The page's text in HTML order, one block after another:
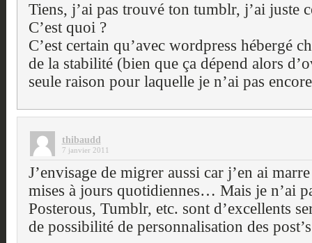
Tiens, j’ai pas trouvé ton tumblr, j’ai juste
C’est quoi ?
C’est certain qu’avec wordpress hébergé
de la stabilité (bien que ça dépend alors
seule raison pour laquelle je n’ai pas
thibaudd
7 janvier 2011
J’envisage de migrer aussi car j’en ai
mises à jours quotidiennes… Mais je n’ai
Posterous, Tumblr, etc. sont d’excellents
de possibilité de personnalisation des